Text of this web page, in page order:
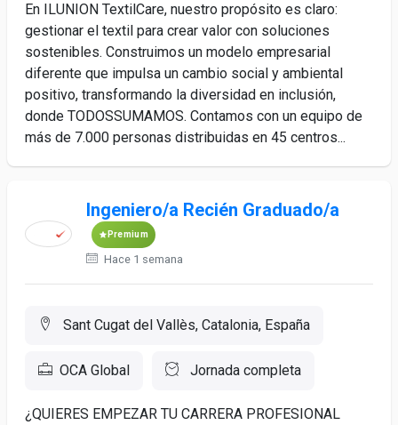
En ILUNION TextilCare, nuestro propósito es claro:
gestionar el textil para crear valor con soluciones
sostenibles. Construimos un modelo empresarial
diferente que impulsa un cambio social y ambiental
positivo, transformando la diversidad en inclusión,
donde TODOSSUMAMOS. Contamos con un equipo de
más de 7.000 personas distribuidas en 45 centros...
Ingeniero/a Recién Graduado/a
Premium
Hace 1 semana
Sant Cugat del Vallès, Catalonia, España
OCA Global Jornada completa
¿QUIERES EMPEZAR TU CARRERA PROFESIONAL